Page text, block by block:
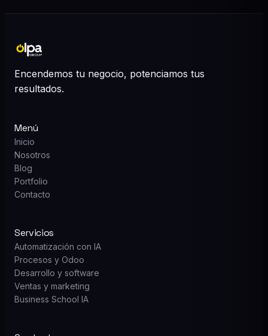
Encendemos tu negocio, potenciamos tus
resultados.
Menú
Inicio
Nosotros
Blog
Portfolio
Contacto
Servicios
Automatización con IA
Procesos y Odoo
Desarrollo y software
Ventas y marketing
Business School IA